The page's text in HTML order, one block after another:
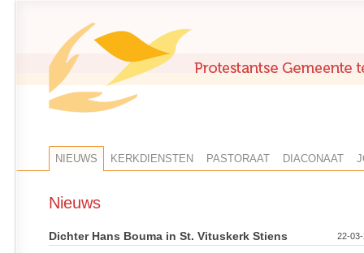
NIEUWS KERKDIENSTEN PASTORAAT DIACONAAT
Nieuws
Dichter Hans Bouma in St. Vituskerk Stiens 22-